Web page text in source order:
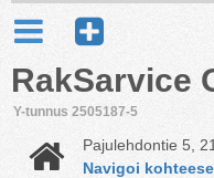
RakSarvice
Y-tunnus 2505187-5
Pajulehdontie 5,
Navigoi